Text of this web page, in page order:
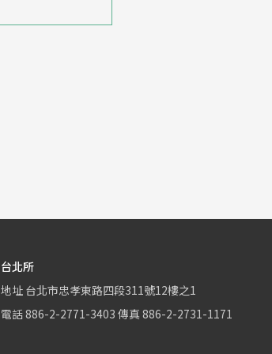
台北所
地址 台北市忠孝東路四段311號12樓之1
電話886-2-2771-3403 傳真 886-2-2731-1171